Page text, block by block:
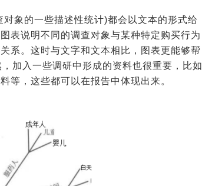
象的一些描述性统计)都会以文本的形式给
表说明不同的调查对象与某种特定购买行为
系。这时与文字和文本相比，图表更能够帮
加入一些调研中形成的资料也很重要，比如
等，这些都可以在报告中体现出来。